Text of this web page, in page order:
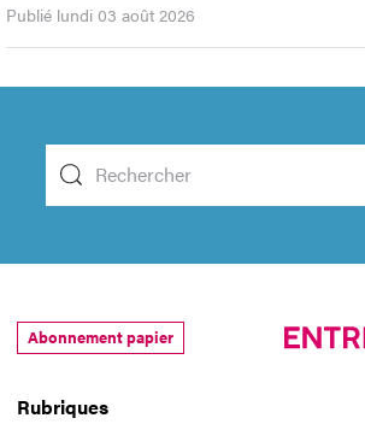
Publié lundi 03 août 2026
Rubriques
Abonnement papier